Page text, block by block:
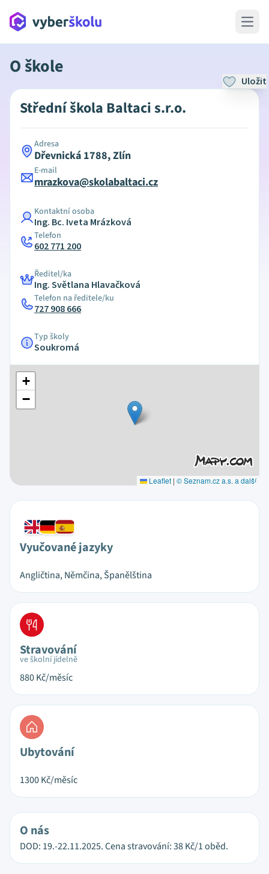
Open
O škole
Uložit
Střední škola Baltaci s.r.o.
Adresa
Dřevnická 1788, Zlín
E-mail
mrazkova@skolabaltaci.cz
Kontaktní osoba
Ing. Bc. Iveta Mrázková
Telefon
602 771 200
Ředitel/ka
Ing. Světlana Hlavačková
Telefon na ředitele/ku
727 908 666
Typ školy
Soukromá
+
−
Leaflet | © Seznam.cz a.s. a další
Vyučované jazyky
Angličtina, Němčina, Španělština
Stravování
ve školní jídelně
880Kč/měsíc
Ubytování
1300Kč/měsíc
O nás
DOD: 19.-22.11.2025. Cena stravování: 38 Kč/1 oběd.